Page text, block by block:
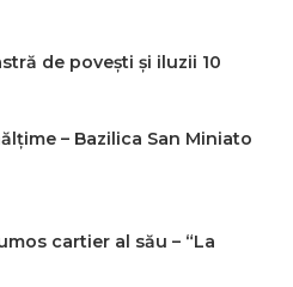
de povești și iluzii 10
– Bazilica San Miniato
cartier al său – “La